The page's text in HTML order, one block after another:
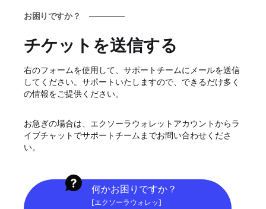
お困りですか？
チケットを送信する
右のフォームを使用して、サポートチームにメールを送信
してください。サポートいたしますので、できるだけ多く
の情報をご提供ください。
お急ぎの場合は、エクソーラウォレットアカウントからラ
イブチャットでサポートチームまでお問い合わせくださ
い。
何かお困りですか？
[エクソーラウォレッ]